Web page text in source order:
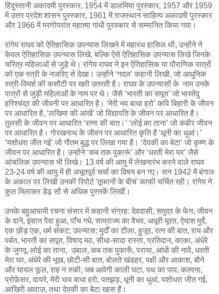
हिंदुस्तानी अकादमी पुरस्कार, 1954 में डालमिया पुरस्कार, 1957 और 1959
में उत्तर प्रदेश शासन पुरस्कार, 1961 में राजस्थान साहित्य अकादमी पुरस्कार
और 1966 में मरणोपरांत महात्मा गांधी पुरस्कार से सम्मानित किया गया।
रांगेय राघव को ऐतिहासिक उपन्यास लिखने में महारथ हासिल थी, उन्होंने ने
केवल ऐतिहासिक उपन्यास लिखे, बल्कि ऐसे ऐतिहासिक उपन्यास लिखे जिनके
चरित्र महिलाओं से जुड़े थे। रांगेय राघव ने इन ऐतिहासिक या पौराणिक पात्रों
को एक स्त्री के नजरिए से देखा। उन्होंने ‘गदल’ कहानी लिखी, जो आधुनिक
स्त्री-विमर्श की कसौटी पर खरी उतरती है। राघव के उपन्यासों के नाम उनके
पात्रों से जुड़ी महिलाओं के नाम पर थे। जैसे ‘भारती का सपूत’ जो भारतेंदु
हरिश्चंद्र की जीवनी पर आधारित है। ‘मेरी भव बाधा हरो’ कवि बिहारी के जीवन
पर आधारित है, ‘लखिमा की आंखें’ जो विद्यापति के जीवन पर आधारित है।
तुलसी के जीवन पर आधारित ‘रत्ना की बात।’ ‘लोई का ताना’ जो कबीर जीवन
पर आधारित है। गोरखनाथ के जीवन पर आधारित कृति है ‘धूनी का धुआं।’
‘यशोधरा जीत गई’ जो गौतम बुद्ध पर लिखा गया है। ‘देवकी का बेटा’ जो कृष्ण के
जीवन पर आधारित है। उन्होंने ‘कब तक पुकारूं’ और ‘धरती मेरा घर’ जैसे
आंचलिक उपन्यास भी लिखे। 13 वर्ष की आयु में लेखनारंभ करने वाले राघव
23-24 वर्ष की आयु में ही अभूतपूर्व चर्चा का विषय बन गए। सन 1942 में बंगाल
के अकाल पर लिखी उनकी रिपोर्ट 'तूफानों के बीच' काफी चर्चित रही। रांगेय ने
कुल मिलाकर डेढ़ सौ से अधिक पुस्तकें लिखीं।
उनके बहुआयामी रचना संसार में कहानी संग्रह: देवदासी, समुद्र के फेन, जीवन
के दाने, इंसान पैदा हुआ, पाँच गधे, साम्राज्य का वैभव, अधूरी मूरत, ऐयाश मुर्दे,
एक छोड़ एक, धर्म संकट; उपन्यास: मुर्दों का टीला, हुजूर, रत्न की बात, राय और
पर्बत, भारती का सपूत, विषाद मठ, सीधा-सादा रास्ता, प्रतिदान, काका, अंधेरे
के जुगनू, लोई का ताना, उबाल, कब तक पुकारूँ, पराया, आंधी की नावें, धरती
मेरा घर, अंधेरे की भूख, छोटी-सी बात, बोलते खंडहर, पक्षी और आकाश, बौने
और घायल फूल, राह न रुकी, जब आवेगी काली घटा, पथ का पाप, कल्पना,
प्रोफ़ेसर, दायरे, मेरी भाव बाधा हरो, पतझड़, धूनी का धुआं, यशोधरा जीत गई,
आखिरी आवाज़, तथा देवकी का बेटा खास हैं।